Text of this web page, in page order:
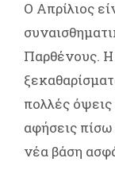
Ο Απρίλιος
Παρθένους.
πολλές
αφήσεις πίσω
νέα βάση